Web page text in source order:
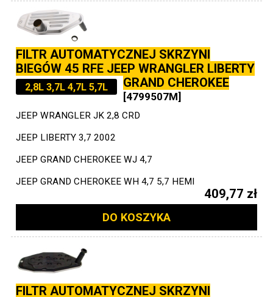
FILTR AUTOMATYCZNEJ SKRZYNI
BIEGÓW 45 RFE JEEP WRANGLER LIBERTY
GRAND CHEROKEE
2,8L 3,7L 4,7L 5,7L
[4799507M]
JEEP WRANGLER JK 2,8 CRD
JEEP LIBERTY 3,7 2002
JEEP GRAND CHEROKEE WJ 4,7
JEEP GRAND CHEROKEE WH 4,7 5,7 HEMI
409,77 zł
DO KOSZYKA
FILTR AUTOMATYCZNEJ SKRZYNI